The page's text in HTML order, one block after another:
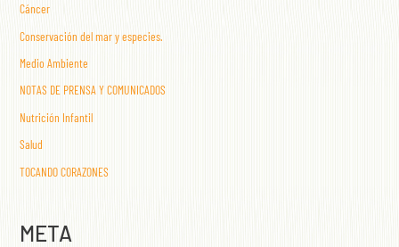
Cáncer
Conservación del mar y especies.
Medio Ambiente
NOTAS DE PRENSA Y COMUNICADOS
Nutrición Infantil
Salud
TOCANDO CORAZONES
META